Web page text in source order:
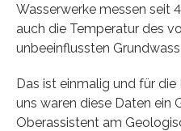
Wasserwerke messen seit
auch die Temperatur des
unbeeinflussten
Das ist einmalig und für die
uns waren diese Daten ein
Oberassistent am